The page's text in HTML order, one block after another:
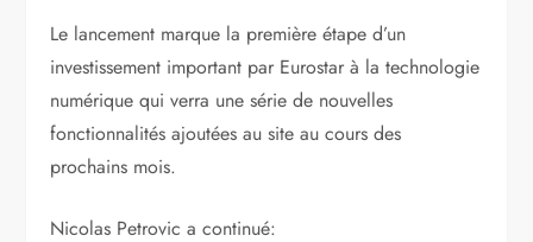
Le lancement marque la première étape d’un
investissement important par Eurostar à la technologie
numérique qui verra une série de nouvelles
fonctionnalités ajoutées au site au cours des
prochains mois.
Nicolas Petrovic a continué: